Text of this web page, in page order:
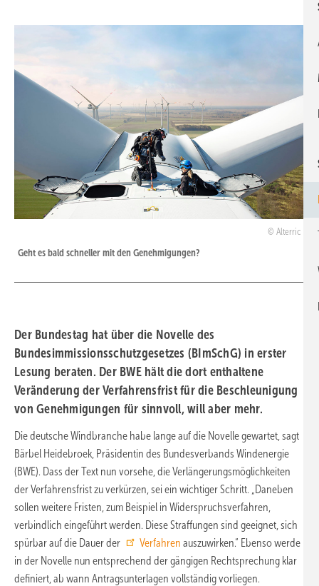
Alterric
Geht es bald schneller mit den Genehmigungen?
Der Bundestag hat über die Novelle des
Bundesimmissionsschutzgesetzes (BImSchG) in erster
Lesung beraten. Der BWE hält die dort enthaltene
Veränderung der Verfahrensfrist für die Beschleunigung
von Genehmigungen für sinnvoll, will aber mehr.
Die deutsche Windbranche habe lange auf die Novelle gewartet, sagt
Bärbel Heidebroek, Präsidentin des Bundesverbands Windenergie
(BWE). Dass der Text nun vorsehe, die Verlängerungsmöglichkeiten
der Verfahrensfrist zu verkürzen, sei ein wichtiger Schritt. „Daneben
sollen weitere Fristen, zum Beispiel in Widerspruchsverfahren,
verbindlich eingeführt werden. Diese Straffungen sind geeignet, sich
spürbar auf die Dauer der
Verfahren auszuwirken.“ Ebenso werde
in der Novelle nun entsprechend der gängigen Rechtsprechung klar
definiert, ab wann Antragsunterlagen vollständig vorliegen.